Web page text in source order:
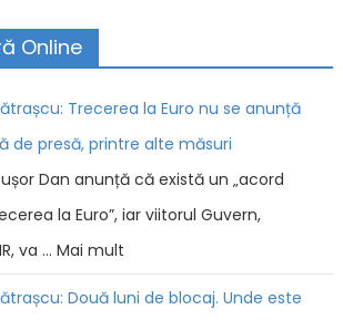
Online
Trecerea la Euro nu se anunță
de presă, printre alte măsuri
Dan anunță că există un „acord
la Euro”, iar viitorul Guvern,
va … Mai mult
Două luni de blocaj. Unde este